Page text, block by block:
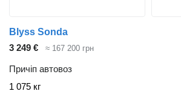
Blyss Sonda
3 249 €
≈ 167 200 грн
Причіп автовоз
1 075 кг